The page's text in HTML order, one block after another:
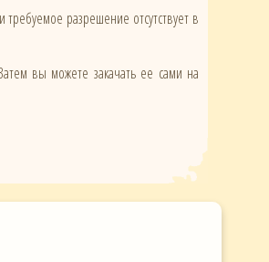
разрешение отсутствует в
вы можете закачать ее сами на